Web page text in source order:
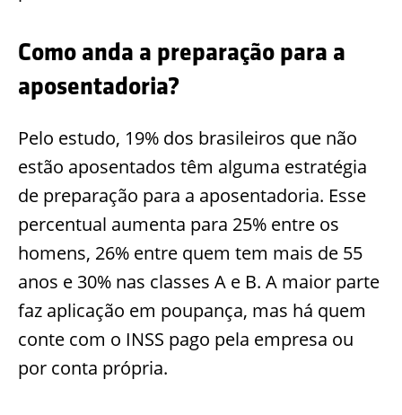
Como anda a preparação para a
aposentadoria?
Pelo estudo, 19% dos brasileiros que não
estão aposentados têm alguma estratégia
de preparação para a aposentadoria. Esse
percentual aumenta para 25% entre os
homens, 26% entre quem tem mais de 55
anos e 30% nas classes A e B. A maior parte
faz aplicação em poupança, mas há quem
conte com o INSS pago pela empresa ou
por conta própria.